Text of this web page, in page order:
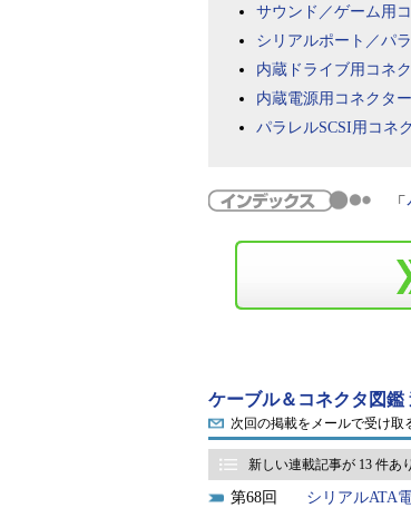
サウンド／ゲーム用
シリアルポート／パ
内蔵ドライブ用コネ
内蔵電源用コネクター
パラレルSCSI用コネ
「
ケーブル＆コネクタ図鑑
次回の掲載をメールで受け取
新しい連載記事が 13 件あ
68 シリアルATA